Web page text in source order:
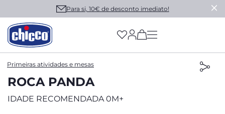
Para si, 10€ de desconto imediato!
(has more options
Primeiras atividades e mesas
ROCA PANDA
IDADE RECOMENDADA 0M+